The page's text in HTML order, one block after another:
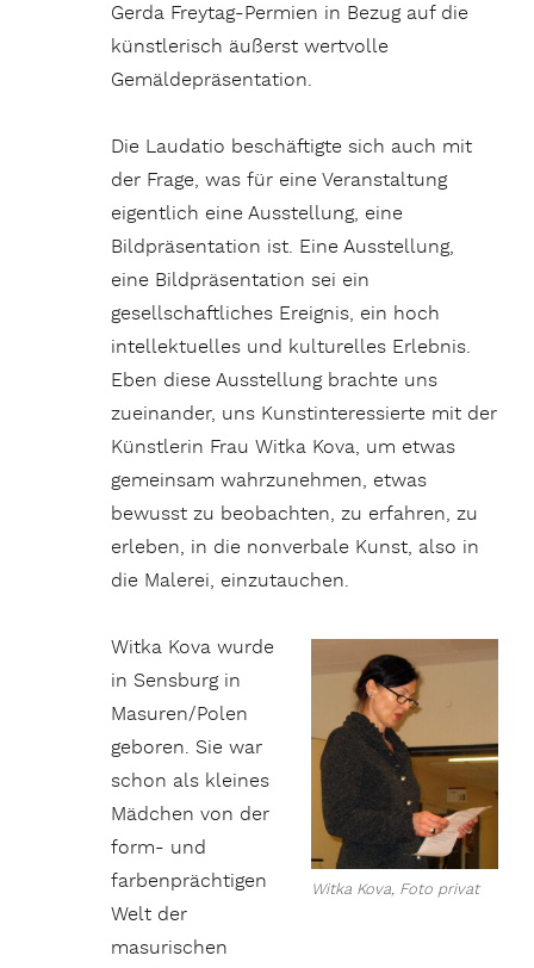
Gerda Freytag-Permien in Bezug auf die
künstlerisch äußerst wertvolle
Gemäldepräsentation.
Die Laudatio beschäftigte sich auch mit
der Frage, was für eine Veranstaltung
eigentlich eine Ausstellung, eine
Bildpräsentation ist. Eine Ausstellung,
eine Bildpräsentation sei ein
gesellschaftliches Ereignis, ein hoch
intellektuelles und kulturelles Erlebnis.
Eben diese Ausstellung brachte uns
zueinander, uns Kunstinteressierte mit der
Künstlerin Frau Witka Kova, um etwas
gemeinsam wahrzunehmen, etwas
bewusst zu beobachten, zu erfahren, zu
erleben, in die nonverbale Kunst, also in
die Malerei, einzutauchen.
Witka Kova, Foto privat
Witka Kova wurde
in Sensburg in
Masuren/Polen
geboren. Sie war
schon als kleines
Mädchen von der
form- und
farbenprächtigen
Welt der
masurischen